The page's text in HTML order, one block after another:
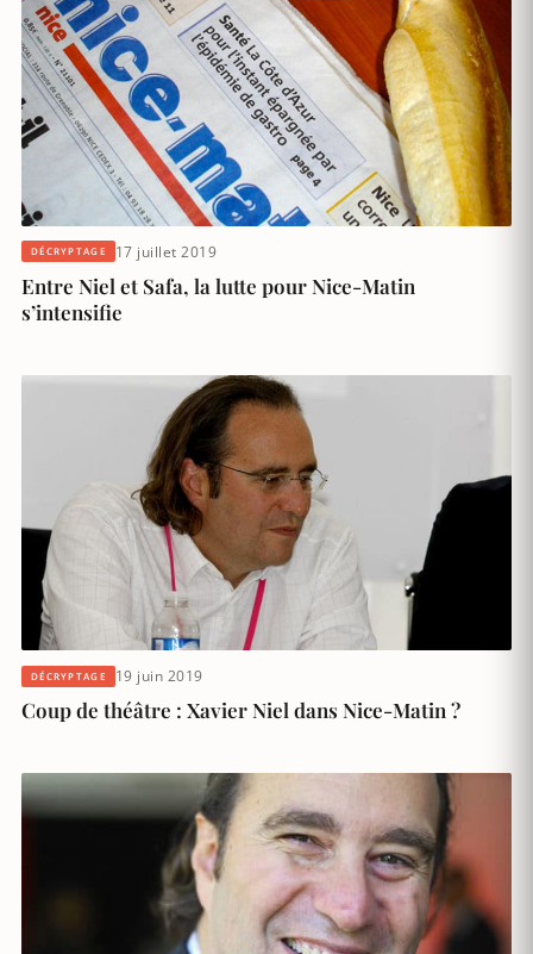
DÉCRYPTAGE 17 juillet 2019
Entre Niel et Safa, la lutte pour Nice-Matin
s’intensifie
DÉCRYPTAGE 19 juin 2019
Coup de théâtre : Xavier Niel dans Nice-Matin ?